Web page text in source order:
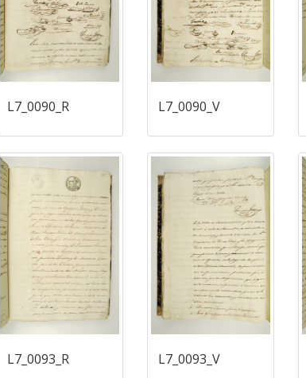
L7_0090_R L7_0090_V
L7_0093_R L7_0093_V